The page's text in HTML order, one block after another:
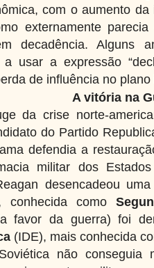
com o aumento
externamente
decadência. Alguns
a usar a expressão
de influência no
A vitória na
da crise norte-
do Partido
defendia a
militar dos
desencadeou
conhecida como
favor da guerra) foi
(IDE), mais conhecida
não conseguia